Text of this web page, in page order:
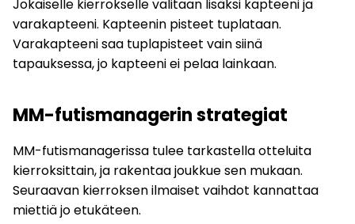
Jokaiselle kierrokselle valitaan lisäksi kapteeni ja
varakapteeni. Kapteenin pisteet tuplataan.
Varakapteeni saa tuplapisteet vain siinä
tapauksessa, jo kapteeni ei pelaa lainkaan.
MM-futismanagerin strategiat
MM-futismanagerissa tulee tarkastella otteluita
kierroksittain, ja rakentaa joukkue sen mukaan.
Seuraavan kierroksen ilmaiset vaihdot kannattaa
miettiä jo etukäteen.